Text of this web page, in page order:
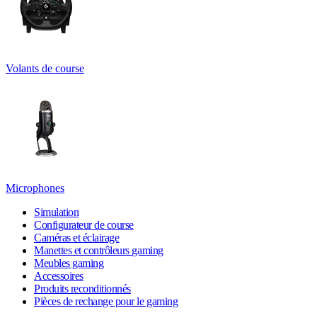
Volants de course
Microphones
Simulation
Configurateur de course
Caméras et éclairage
Manettes et contrôleurs gaming
Meubles gaming
Accessoires
Produits reconditionnés
Pièces de rechange pour le gaming